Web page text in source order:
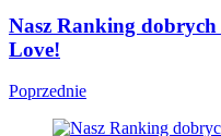
Nasz Ranking dobrych
Love!
Poprzednie